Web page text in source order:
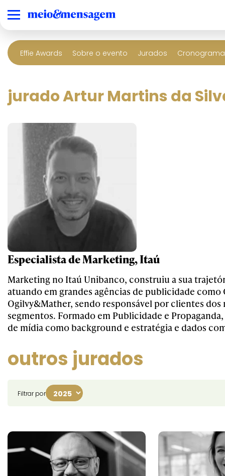
Effie Awards Sobre o evento Jurados
jurado Artur Martins da
Especialista de Marketing, Itaú
Marketing no Itaú Unibanco, construiu a sua
atuando em grandes agências de publicidade como
Ogilvy&Mather, sendo responsável por clientes dos
segmentos. Formado em Publicidade e
de mídia como background e estratégia e dados
outros jurados
Filtrar por